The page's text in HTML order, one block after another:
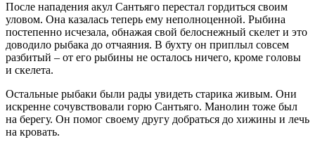
После нападения акул Сантьяго перестал гордиться своим
уловом. Она казалась теперь ему неполноценной. Рыбина
постепенно исчезала, обнажая свой белоснежный скелет и это
доводило рыбака до отчаяния. В бухту он приплыл совсем
разбитый – от его рыбины не осталось ничего, кроме головы
и скелета.
Остальные рыбаки были рады увидеть старика живым. Они
искренне сочувствовали горю Сантьяго. Манолин тоже был
на берегу. Он помог своему другу добраться до хижины и лечь
на кровать.